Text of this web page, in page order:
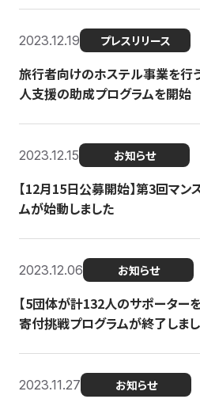
2023.12.19 プレスリリース
旅行者向けのホステル事業を行
人支援の助成プログラムを開始
2023.12.15 お知らせ
【12月15日公募開始】第3回マ
ムが始動しました
2023.12.06 お知らせ
【5団体が計132人のサポーター
寄付挑戦プログラムが終了しま
2023.11.27 お知らせ